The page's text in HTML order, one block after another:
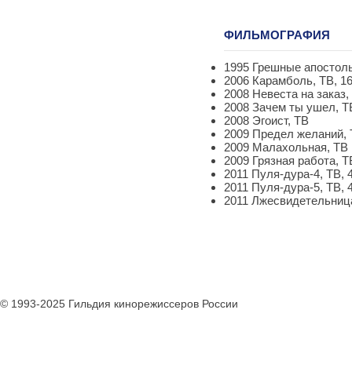
ФИЛЬМОГРАФИЯ
1995 Грешные
2006 Карамболь, ТВ,
2008 Невеста на
2008 Зачем ты ушел,
2008 Эгоист, ТВ
2009 Предел желаний,
2009 Малахольная, ТВ
2009 Грязная работа,
2011 Пуля-дура-4, ТВ,
2011 Пуля-дура-5, ТВ,
2011
© 1993-2025 Гильдия кинорежиссеров России